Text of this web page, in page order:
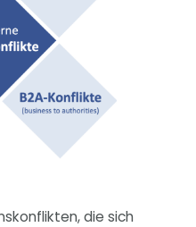
die sich